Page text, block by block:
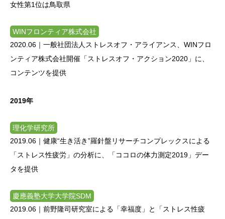
女性第1位は鳥取県
WINフロンティア株式会社
2020.06｜ 一般社団法人ストレスオフ・アライアンス、WINフロ
ンティア株式会社開催「ストレスオフ・アクション2020」に、
コンテンツを提供
2019年
理化学研究所
2019.06｜健康“生き活き”羅針盤リサーチコンプレックスによる
「ストレス性疲労」の分析に、「ココロの体力測定2019」デー
タを提供
慶應義塾大学大学院SDM
2019.06｜前野隆司研究室による「幸福度」と「ストレス性疲